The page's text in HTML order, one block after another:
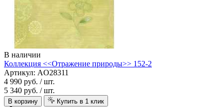
В наличии
Коллекция <<Отражение природы>> 152-2
Артикул: AO28311
4 990 руб. / шт.
5 340 руб. / шт.
В корзину Купить в 1 клик